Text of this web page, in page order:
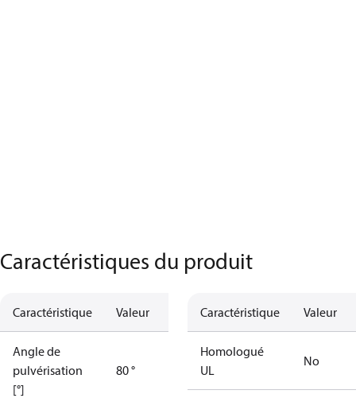
Caractéristiques du produit
Caractéristique Valeur
Angle de
pulvérisation
[°]
80 °
Caractéristique Valeur
Homologué
UL
No